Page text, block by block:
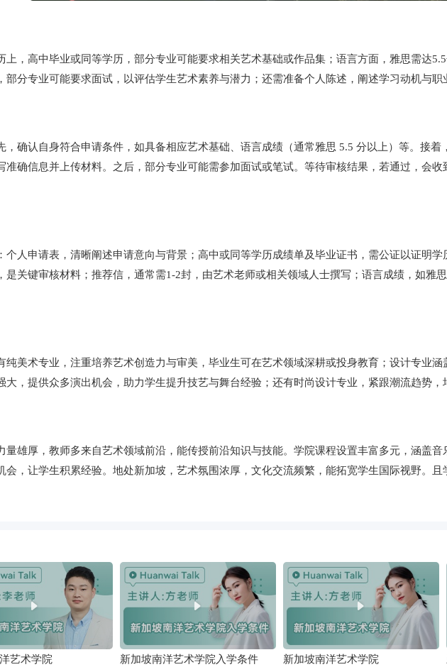
，高中毕业或同等学历，部分专业可能要求相关艺术基础或作品集；语言方面，雅思需达
分专业可能要求面试，以评估学生艺术素养与潜力；还需准备个人陈述，阐述学习动机与职
确认自身符合申请条件，如具备相应艺术基础、语言成绩（通常雅思 5.5 分以上）等。接
准确信息并上传材料。之后，部分专业可能需参加面试或笔试。等待审核结果，若通过，会
个人申请表，清晰阐述申请意向与背景；高中或同等学历成绩单及毕业证书，需公证以证明
关键审核材料；推荐信，通常需1-2封，由艺术老师或相关领域人士撰写；语言成绩，如雅
纯美术专业，注重培养艺术创造力与审美，毕业生可在艺术领域深耕或投身教育；设计专业
，提供众多演出机会，助力学生提升技艺与舞台经验；还有时尚设计专业，紧跟潮流趋势，
雄厚，教师多来自艺术领域前沿，能传授前沿知识与技能。学院课程设置丰富多元，涵盖
，让学生积累经验。地处新加坡，艺术氛围浓厚，文化交流频繁，能拓宽学生国际视野。
艺术学院 新加坡南洋艺术学院入学条件 新加坡南洋艺术学院